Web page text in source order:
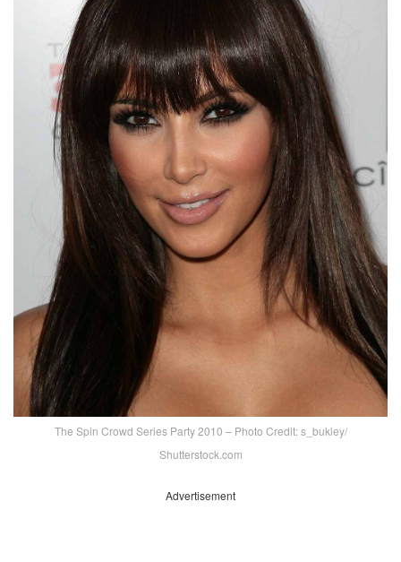
The Spin Crowd Series Party 2010 – Photo Credit: s_bukley/
Shutterstock.com
Advertisement